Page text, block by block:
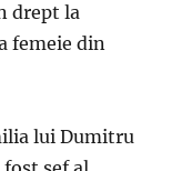
drept la
femeie din
lui Dumitru